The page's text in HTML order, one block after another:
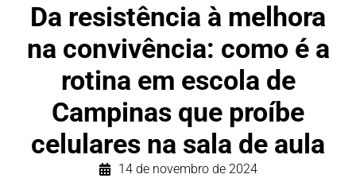
Da resistência à melhora
na convivência: como é a
rotina em escola de
Campinas que proíbe
celulares na sala de aula
14 de novembro de 2024